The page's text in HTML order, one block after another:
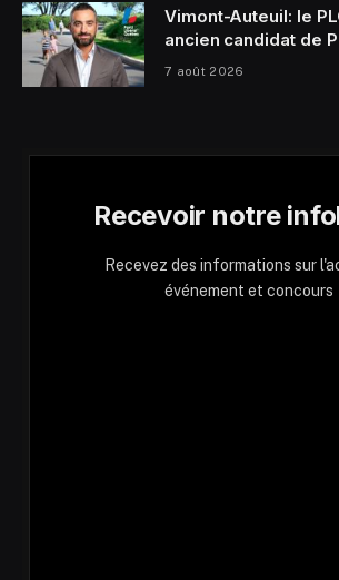
Vimont-Auteuil: le
ancien candidat de
7 août 2026
Recevoir notre
Recevez des informations sur
événement et concours